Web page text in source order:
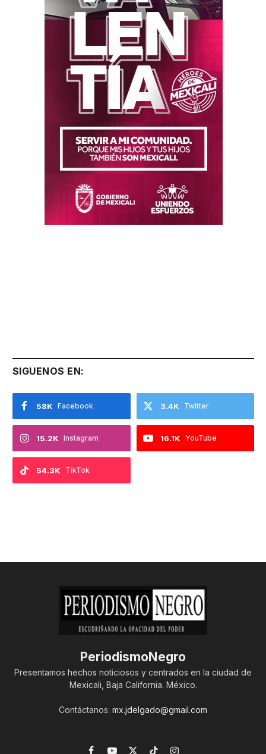
SIGUENOS EN:
Facebook
58K Twitter
3.4K
Instagram
15.2K YouTube
16.1K
TikTok
54.3K
PeriodismoNegro
Presentamos hechos noticiosos y centrados en la ciudad de
Mexicali, Baja California. México.
Contáctanos: mx.jdelgado@gmail.com